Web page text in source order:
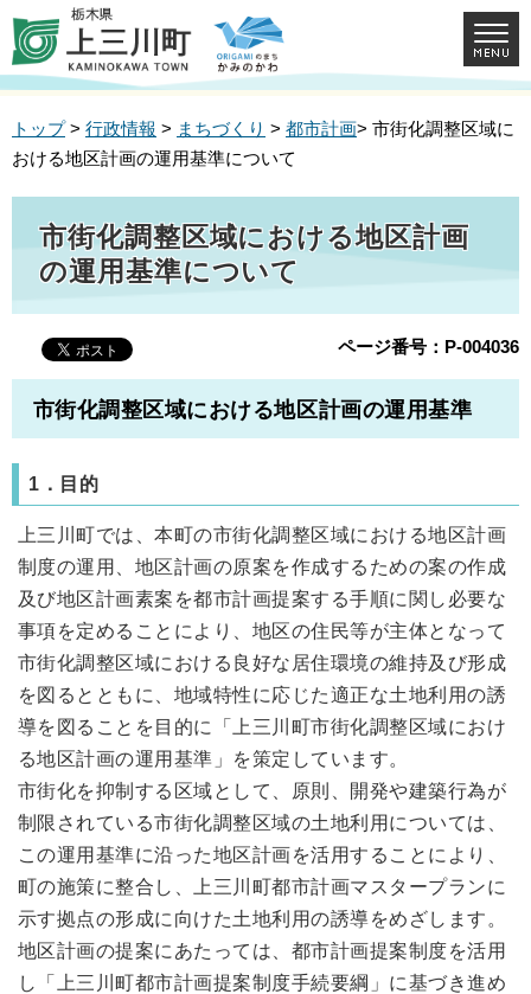
トップ> 行政情報 > まちづくり > 都市計画> 市街化調整区域に
おける地区計画の運用基準について
市街化調整区域における地区計画
の運用基準について
ページ番号：P-004036
市街化調整区域における地区計画の運用基準
1．目的
上三川町では、本町の市街化調整区域における地区計画
制度の運用、地区計画の原案を作成するための案の作成
及び地区計画素案を都市計画提案する手順に関し必要な
事項を定めることにより、地区の住民等が主体となって
市街化調整区域における良好な居住環境の維持及び形成
を図るとともに、地域特性に応じた適正な土地利用の誘
導を図ることを目的に「上三川町市街化調整区域におけ
る地区計画の運用基準」を策定しています。
市街化を抑制する区域として、原則、開発や建築行為が
制限されている市街化調整区域の土地利用については、
この運用基準に沿った地区計画を活用することにより、
町の施策に整合し、上三川町都市計画マスタープランに
示す拠点の形成に向けた土地利用の誘導をめざします。
地区計画の提案にあたっては、都市計画提案制度を活用
し「上三川町都市計画提案制度手続要綱」に基づき進め